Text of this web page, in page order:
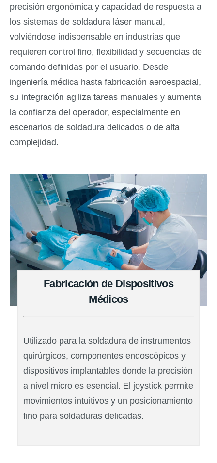
precisión ergonómica y capacidad de respuesta a
los sistemas de soldadura láser manual,
volviéndose indispensable en industrias que
requieren control fino, flexibilidad y secuencias de
comando definidas por el usuario. Desde
ingeniería médica hasta fabricación aeroespacial,
su integración agiliza tareas manuales y aumenta
la confianza del operador, especialmente en
escenarios de soldadura delicados o de alta
complejidad.
Fabricación de Dispositivos
Médicos
Utilizado para la soldadura de instrumentos
quirúrgicos, componentes endoscópicos y
dispositivos implantables donde la precisión
a nivel micro es esencial. El joystick permite
movimientos intuitivos y un posicionamiento
fino para soldaduras delicadas.